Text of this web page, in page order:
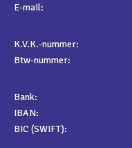
E-mail:
K.V.K.-nummer:
Btw-nummer:
Bank:
IBAN:
BIC (SWIFT):